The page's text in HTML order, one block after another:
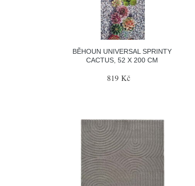
BĚHOUN UNIVERSAL SPRINTY
CACTUS, 52 X 200 CM
819 Kč